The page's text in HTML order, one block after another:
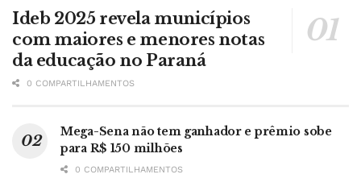
Ideb 2025 revela municípios
com maiores e menores notas
da educação no Paraná
0 COMPARTILHAMENTOS
Mega-Sena não tem ganhador e prêmio sobe
para R$ 150 milhões
0 COMPARTILHAMENTOS